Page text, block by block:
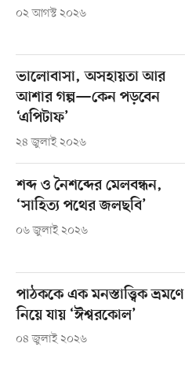
০২ আগস্ট ২০২৬
ভালোবাসা, অসহায়তা আর
আশার গল্প—কেন পড়বেন
‘এপিটাফ’
২৪ জুলাই ২০২৬
শব্দ ও নৈশব্দের মেলবন্ধন,
‘সাহিত্য পথের জলছবি’
০৬ জুলাই ২০২৬
পাঠককে এক মনস্তাত্ত্বিক ভ্রমণে
নিয়ে যায় ‘ঈশ্বরকোল’
০৪ জুলাই ২০২৬